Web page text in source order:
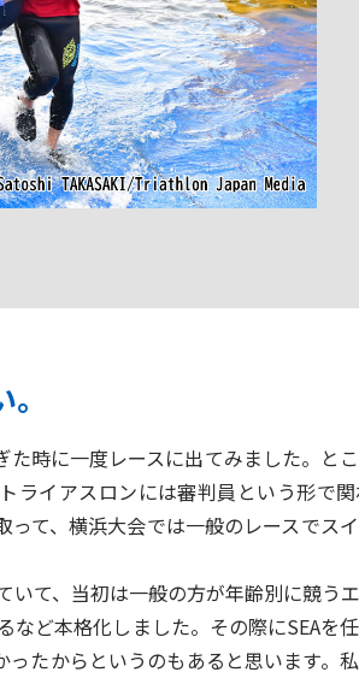
時に一度レースに出てみました。と
ライアスロンには審判員という形で
て、横浜大会では一般のレースでス
て、当初は一般の方が年齢別に競う
ど本格化しました。その際にSEAを
たからというのもあると思います。